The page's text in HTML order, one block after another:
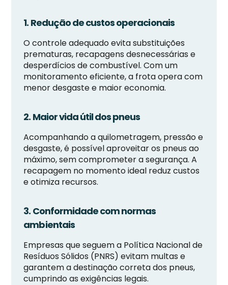
1. Redução de custos operacionais
O controle adequado evita substituições
prematuras, recapagens desnecessárias e
desperdícios de combustível. Com um
monitoramento eficiente, a frota opera com
menor desgaste e maior economia.
2. Maior vida útil dos pneus
Acompanhando a quilometragem, pressão e
desgaste, é possível aproveitar os pneus ao
máximo, sem comprometer a segurança. A
recapagem no momento ideal reduz custos
e otimiza recursos.
3. Conformidade com normas
ambientais
Empresas que seguem a Política Nacional de
Resíduos Sólidos (PNRS) evitam multas e
garantem a destinação correta dos pneus,
cumprindo as exigências legais.